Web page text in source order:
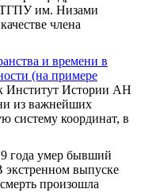
ТГПУ им. Низами
члена
и времени в
(на примере
Институт Истории АН
из важнейших
систему координат, в
года умер бывший
выпуске
произошла